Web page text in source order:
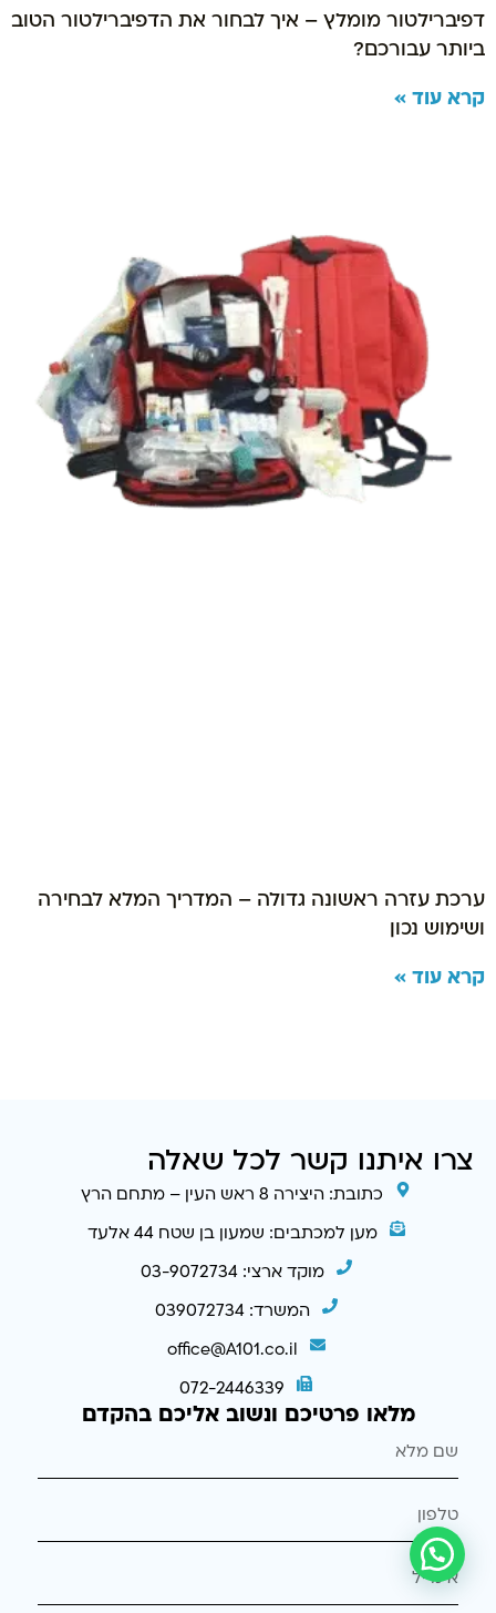
דפיברילטור מומלץ – איך לבחור את הדפיברילטור הטוב
ביותר עבורכם?
קרא עוד »
ערכת עזרה ראשונה גדולה – המדריך המלא לבחירה
ושימוש נכון
קרא עוד »
צרו איתנו קשר לכל שאלה
כתובת: היצירה 8 ראש העין – מתחם הרץ
מען למכתבים: שמעון בן שטח 44 אלעד
מוקד ארצי: 03-9072734
המשרד: 039072734
office@A101.co.il
072-2446339
מלאו פרטיכם ונשוב אליכם בהקדם